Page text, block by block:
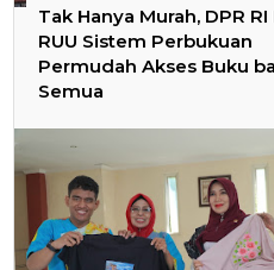
Tak Hanya Murah, DPR
RUU Sistem Perbukuan
Permudah Akses Buku
Semua